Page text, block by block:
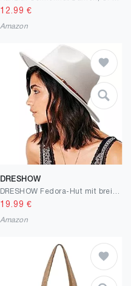
12.99 €
Amazon
DRESHOW
19.99 €
Amazon